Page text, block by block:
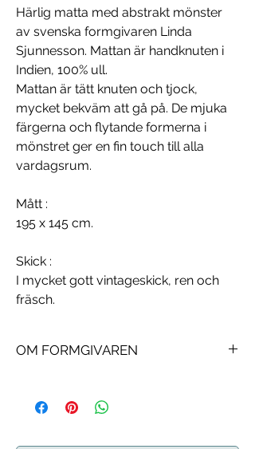
Härlig matta med abstrakt mönster
av svenska formgivaren Linda
Sjunnesson. Mattan är handknuten i
Indien, 100% ull.
Mattan är tätt knuten och tjock,
mycket bekväm att gå på. De mjuka
färgerna och flytande formerna i
mönstret ger en fin touch till alla
vardagsrum.
Mått :
195 x 145 cm.
Skick :
I mycket gott vintageskick, ren och
fräsch.
OM FORMGIVAREN
svensk textildesigner. Hon studerade